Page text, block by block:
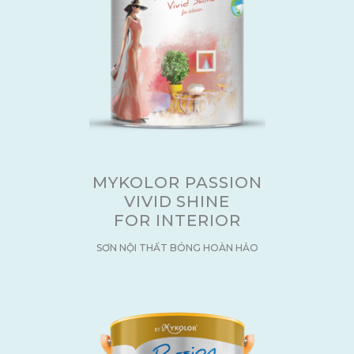
MYKOLOR PASSION
VIVID SHINE
FOR INTERIOR
SƠN NỘI THẤT BÓNG HOÀN HẢO